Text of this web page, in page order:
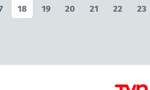
18 19 20 21 22 23